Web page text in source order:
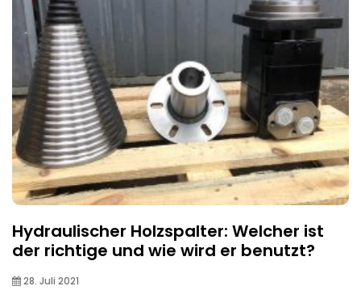
Hydraulischer Holzspalter: Welcher ist
der richtige und wie wird er benutzt?
28. Juli 2021